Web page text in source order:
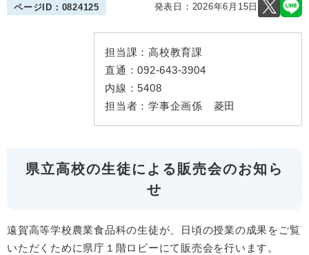
ページID：0824125 発表日： 2026年6月15日
担当課： 高校教育課
直通：092-643-3904
内線：5408
担当者： 学事企画係 菱田
県立高校の生徒による販売会のお知ら
せ​
遠賀高等学校農業食品科の生徒が、日頃の授業の成果をご覧
いただくために県庁１階ロビーにて販売会を行います。